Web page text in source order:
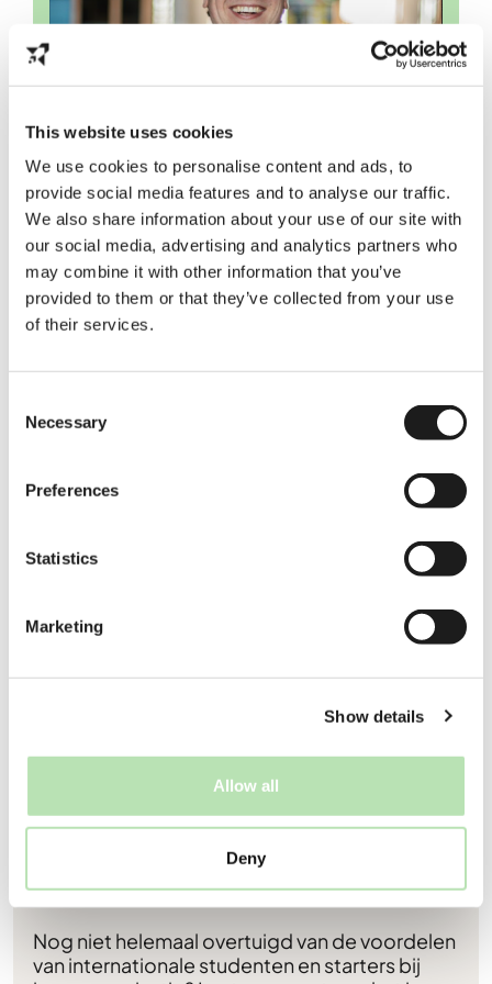
This website uses cookies
We use cookies to personalise content and ads, to
provide social media features and to analyse our traffic.
We also share information about your use of our site with
our social media, advertising and analytics partners who
may combine it with other information that you’ve
provided to them or that they’ve collected from your use
of their services.
Selection
Necessary
Preferences
Statistics
Marketing
Show details
Allow all
Deny
Geïnteresseerd? Verken de
mogelijkheden met Karel
Plan online kennismaking
Our employers
wide range of partners, so we're sure there's a job
Hoor het van
onze opdrachtgevers
Nog niet helemaal overtuigd van de voordelen
van internationale studenten en starters bij